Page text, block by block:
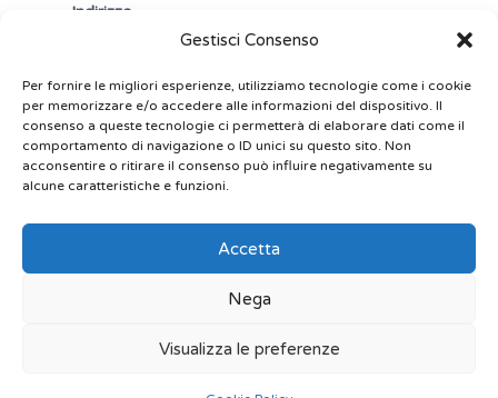
Gestisci Consenso
Per fornire le migliori esperienze, utilizziamo tecnologie come i cookie
per memorizzare e/o accedere alle informazioni del dispositivo. Il
consenso a queste tecnologie ci permetterà di elaborare dati come il
comportamento di navigazione o ID unici su questo sito. Non
acconsentire o ritirare il consenso può influire negativamente su
alcune caratteristiche e funzioni.
Accetta
Nega
Visualizza le preferenze
Indirizzo
Via Antonio Gramsci,19
Italia
Telefono
+ 39 030 5356434
Email
site@play-lab.it
© 2022 Play Lab srl Powered by limeonline.net.